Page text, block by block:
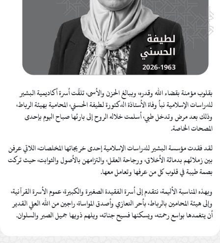
بقلوب مؤمنة بقضاء الله وقدره، وببالغ الحزن والأسى، تلقّت أسرة أكاديمية البشير
للدراسات الإسلامية نبأ وفاة الأستاذة الدكتورة لطيفة الحسني، المحامية بهيئة الرباط،
وذلك بعد مرض وتدخل طبي، أسلمت خلاله الروح إلى بارئها صباح اليوم بإحدى
المصحات الخاصة.
لقد فقدت مؤسسة البشير للدراسات الإسلامية إحدى خريجاتها المخلصات، اللاتي عرفن
بين زملائهم بدماثة الأخلاق، ورجاحة العقل، والتزامهن بالأصول والثوابت، حيث تركت
بصمة طيبة في قلوب كل من عرفها وتعامل معها.
وبهذه المناسبة الأليمة، نتقدم إلى أسرة الفقيدة الصغيرة والكبيرة، عموم الأسرة القرآنية،
وإلى هيئة المحامين بالرباط، بأحر التعازي وأصدق المواساة، راجين من الله العلي القدير
أن يتغمدها بواسع رحمته، ويسكنها فسيح جناته، ويلهم ذويها جميل الصبر والسلوان.